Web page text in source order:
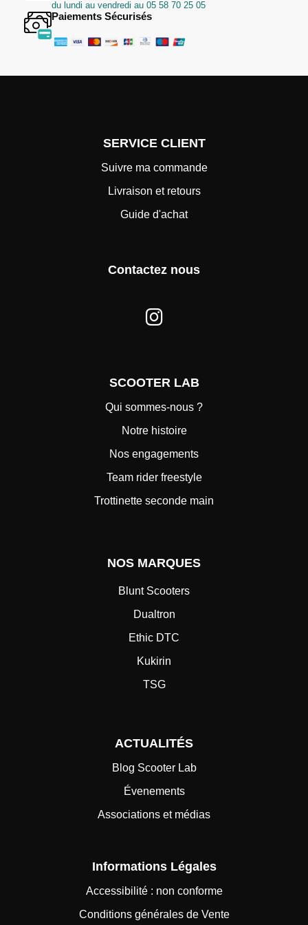
du lundi au vendredi au 05 58 70 25 05
Paiements Sécurisés
SERVICE CLIENT
Suivre ma commande
Livraison et retours
Guide d'achat
Contactez nous
SCOOTER LAB
Qui sommes-nous ?
Notre histoire
Nos engagements
Team rider freestyle
Trottinette seconde main
NOS MARQUES
Blunt Scooters
Dualtron
Ethic DTC
Kukirin
TSG
ACTUALITÉS
Blog Scooter Lab
Évenements
Associations et médias
Informations Légales
Accessibilité : non conforme
Conditions générales de Vente